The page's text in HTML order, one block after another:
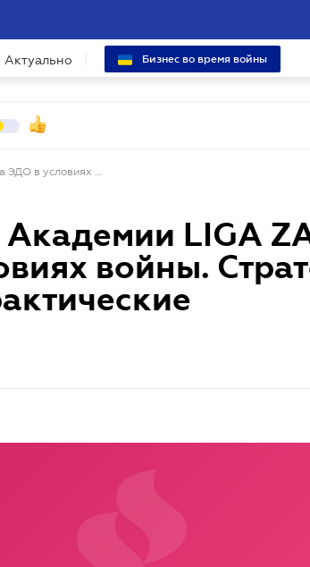
Актуально Бизнес во время войны
Приглашаем на курс от Академии LIGA ZAKON: "Переход на ЭДО в условиях войны. Стратегия кибербезопасности. Практические рекомендации"
LIGA
войны.